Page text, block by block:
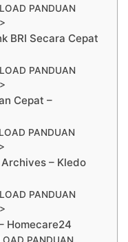
PANDUAN
BRI Secara Cepat
PANDUAN
Cepat –
PANDUAN
– Kledo
PANDUAN
Homecare24
PANDUAN